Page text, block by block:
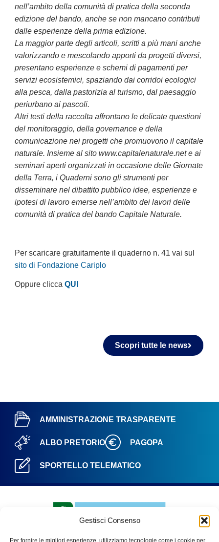
Gestisci Consenso
Per fornire le migliori esperienze, utilizziamo tecnologie come i cookie per
nell’ambito della comunità di pratica della seconda
edizione del bando, anche se non mancano contributi
dalle esperienze della prima edizione.
La maggior parte degli articoli, scritti a più mani anche
valorizzando e mescolando apporti da progetti diversi,
presentano esperienze e schemi di pagamenti per
servizi ecosistemici, spaziando dai corridoi ecologici
alla pesca, dalla pastorizia al turismo, dal paesaggio
periurbano ai pascoli.
Altri testi della raccolta affrontano le delicate questioni
del monitoraggio, della governance e della
comunicazione nei progetti che promuovono il capitale
naturale. Insieme al sito www.capitalenaturale.net e ai
seminari aperti organizzati in occasione delle Giornate
della Terra, i Quaderni sono gli strumenti per
disseminare nel dibattito pubblico idee, esperienze e
ipotesi di lavoro emerse nell’ambito dei lavori delle
comunità di pratica del bando Capitale Naturale.
Per scaricare gratuitamente il quaderno n. 41 vai sul
sito di Fondazione Cariplo
Oppure clicca QUI
Scopri tutte le news
AMMINISTRAZIONE TRASPARENTE
ALBO PRETORIO PAGOPA
SPORTELLO TELEMATICO